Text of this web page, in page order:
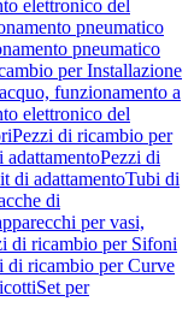
elettronico del
pneumatico
pneumatico
per Installazione
funzionamento a
elettronico del
Pezzi di ricambio per
Pezzi di
di adattamentoTubi di
di
per vasi,
di ricambio per Sifoni
di ricambio per Curve
Set per